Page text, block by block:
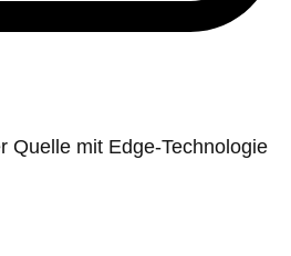
Quelle mit Edge-Technologie